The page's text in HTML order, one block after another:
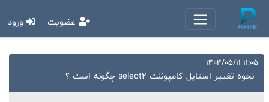
ورود عضویت
11:05 1404/05/11
نحوه تغییر استایل کامپوننت select2 چگونه است ؟